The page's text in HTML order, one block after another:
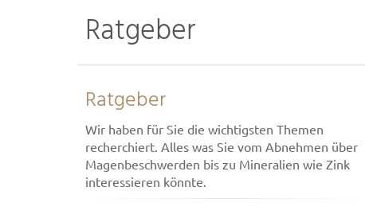
Ratgeber
Ratgeber
Wir haben für Sie die wichtigsten Themen
recherchiert. Alles was Sie vom Abnehmen über
Magenbeschwerden bis zu Mineralien wie Zink
interessieren könnte.